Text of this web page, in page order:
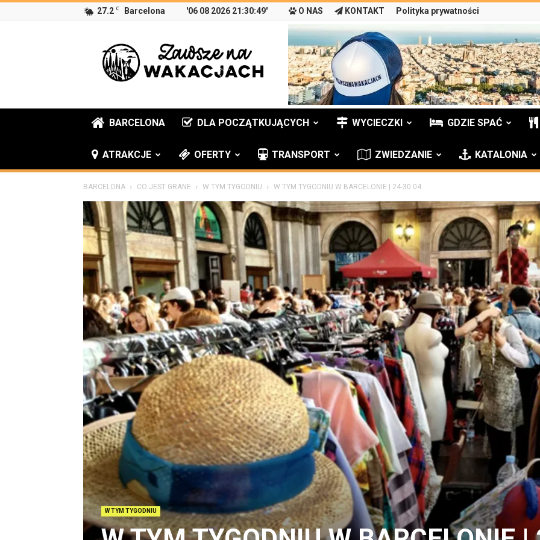
27.2 C Barcelona '06 08 2026 21:30:49' O NAS KONTAKT Polityka prywatności
Zawsze
na
wakacjach
BARCELONA DLA POCZĄTKUJĄCYCH WYCIECZKI GDZIE SPAĆ
ATRAKCJE OFERTY TRANSPORT ZWIEDZANIE KATALONIA
BARCELONA CO JEST GRANE W TYM TYGODNIU W TYM TYGODNIU W BARCELONIE | 24-30.04
W TYM TYGODNIU